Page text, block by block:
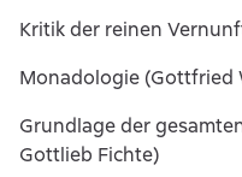
Kritik der reinen
Monadologie (Gottfried
Grundlage der
Gottlieb Fichte)